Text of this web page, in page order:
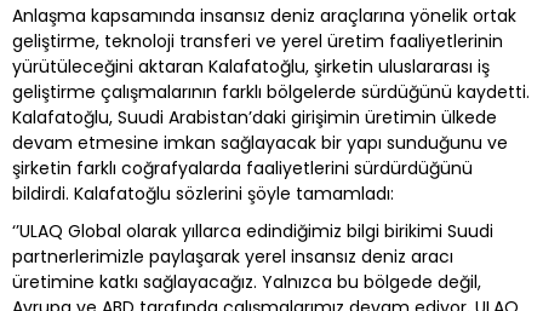
Anlaşma kapsamında insansız deniz araçlarına yönelik ortak
geliştirme, teknoloji transferi ve yerel üretim faaliyetlerinin
yürütüleceğini aktaran Kalafatoğlu, şirketin uluslararası iş
geliştirme çalışmalarının farklı bölgelerde sürdüğünü kaydetti.
Kalafatoğlu, Suudi Arabistan’daki girişimin üretimin ülkede
devam etmesine imkan sağlayacak bir yapı sunduğunu ve
şirketin farklı coğrafyalarda faaliyetlerini sürdürdüğünü
bildirdi. Kalafatoğlu sözlerini şöyle tamamladı:
‘’ULAQ Global olarak yıllarca edindiğimiz bilgi birikimi Suudi
partnerlerimizle paylaşarak yerel insansız deniz aracı
üretimine katkı sağlayacağız. Yalnızca bu bölgede değil,